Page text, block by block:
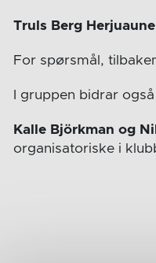
Truls Berg
For spørsmål,
I gruppen bidrar
Kalle Björkman og
organisatoriske i